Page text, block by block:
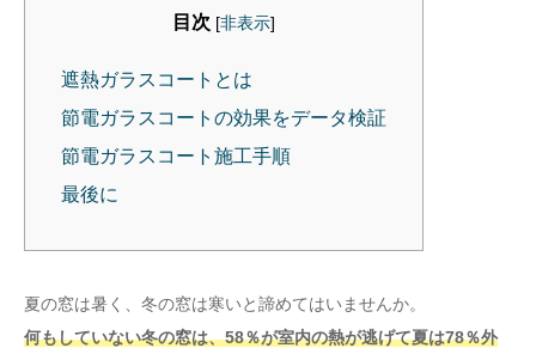
目次 [非表示]
遮熱ガラスコートとは
節電ガラスコートの効果をデータ検証
節電ガラスコート施工手順
最後に
夏の窓は暑く、冬の窓は寒いと諦めてはいませんか。
何もしていない冬の窓は、58％が室内の熱が逃げて夏は78％外